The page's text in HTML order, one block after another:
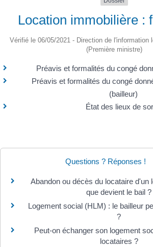
Location immobilière :
Vérifié le 06/05/2021 - Direction de l'information
(Première ministre)
Préavis et formalités du congé
Préavis et formalités du congé
(bailleur)
État des lieux de
Questions ? Réponses !
Abandon ou décès du locataire d'un
que devient le bail ?
Logement social (HLM) : le bailleur
?
Peut-on échanger son logement
locataires ?